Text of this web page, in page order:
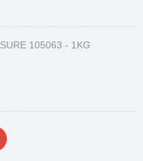
105063 - 1KG